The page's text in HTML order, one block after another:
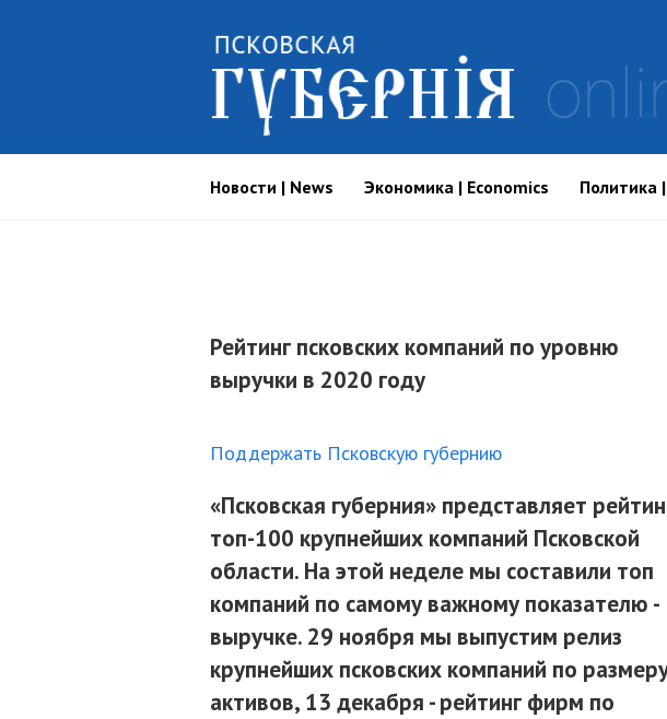
Новости | News Экономика | Economics Политика
Рейтинг псковских компаний по уровню
выручки в 2020 году
Поддержать Псковскую губернию
«Псковская губерния» представляет
топ-100 крупнейших компаний Псковской
области. На этой неделе мы составили топ
компаний по самому важному показателю -
выручке. 29 ноября мы выпустим релиз
крупнейших псковских компаний по
активов, 13 декабря - рейтинг фирм по